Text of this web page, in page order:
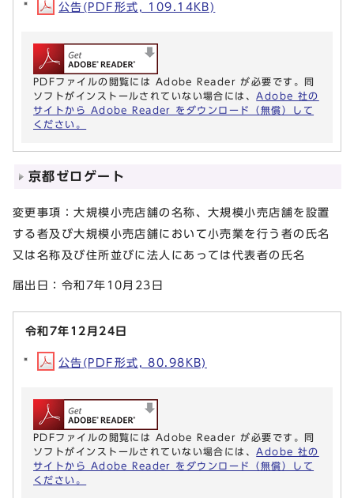
公告(PDF形式, 109.14KB)
PDFファイルの閲覧には Adobe Reader が必要です。同
ソフトがインストールされていない場合には、Adobe 社の
サイトから Adobe Reader をダウンロード（無償）して
ください。
京都ゼロゲート
変更事項：大規模小売店舗の名称、大規模小売店舗を設置
する者及び大規模小売店舗において小売業を行う者の氏名
又は名称及び住所並びに法人にあっては代表者の氏名
届出日：令和7年10月23日
令和7年12月24日
公告(PDF形式, 80.98KB)
PDFファイルの閲覧には Adobe Reader が必要です。同
ソフトがインストールされていない場合には、 Adobe 社の
サイトから Adobe Reader をダウンロード（無償）して
ください。